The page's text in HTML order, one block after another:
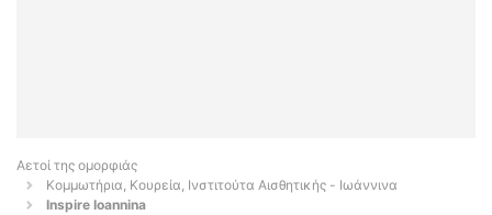
Αετοί της ομορφιάς
Κομμωτήρια, Κουρεία, Ινστιτούτα Αισθητικής - Ιωάννινα
Inspire Ioannina